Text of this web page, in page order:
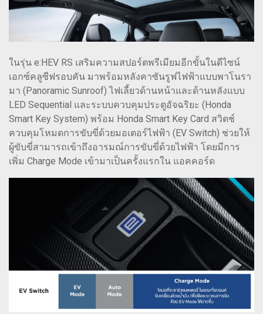
ในรุ่น e:HEV RS เสริมความสปอร์ตพรีเมียมอีกขั้นในดีไซน์
เอกซ์คลูซีฟรอบคัน มาพร้อมหลังคาซันรูฟไฟฟ้าแบบพาโนรา
มา (Panoramic Sunroof) ไฟเลี้ยวด้านหน้าและด้านหลังแบบ
LED Sequential และระบบควบคุมประตูอัจฉริยะ (Honda
Smart Key System) พร้อม Honda Smart Key Card สวิตช์
ควบคุมโหมดการขับขี่ด้วยมอเตอร์ไฟฟ้า (EV Switch) ช่วยให้
ผู้ขับขี่สามารถเข้าถึงอารมณ์การขับขี่ด้วยไฟฟ้า โดยมีการ
เพิ่ม Charge Mode เข้ามาเป็นครั้งแรกใน แอคคอร์ด